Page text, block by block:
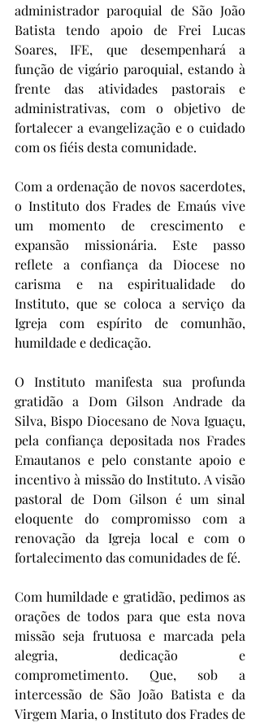
administrador paroquial de São João
Batista tendo apoio de Frei Lucas
Soares, IFE, que desempenhará a
função de vigário paroquial, estando à
frente das atividades pastorais e
administrativas, com o objetivo de
fortalecer a evangelização e o cuidado
com os fiéis desta comunidade.
Com a ordenação de novos sacerdotes,
o Instituto dos Frades de Emaús vive
um momento de crescimento e
expansão missionária. Este passo
reflete a confiança da Diocese no
carisma e na espiritualidade do
Instituto, que se coloca a serviço da
Igreja com espírito de comunhão,
humildade e dedicação.
O Instituto manifesta sua profunda
gratidão a Dom Gilson Andrade da
Silva, Bispo Diocesano de Nova Iguaçu,
pela confiança depositada nos Frades
Emautanos e pelo constante apoio e
incentivo à missão do Instituto. A visão
pastoral de Dom Gilson é um sinal
eloquente do compromisso com a
renovação da Igreja local e com o
fortalecimento das comunidades de fé.
Com humildade e gratidão, pedimos as
orações de todos para que esta nova
missão seja frutuosa e marcada pela
alegria, dedicação e
comprometimento. Que, sob a
intercessão de São João Batista e da
Virgem Maria, o Instituto dos Frades de